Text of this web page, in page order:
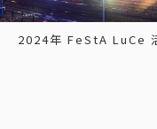
2024年 FeStA LuCe